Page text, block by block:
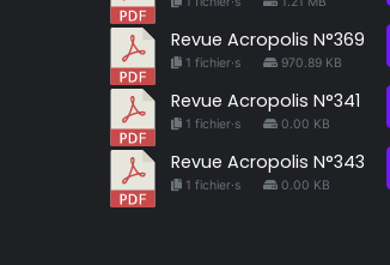
Revue Acropolis N°369
1 fichier·s 970.89 KB
Revue Acropolis N°341
1 fichier·s 0.00 KB
Revue Acropolis N°343
1 fichier·s 0.00 KB